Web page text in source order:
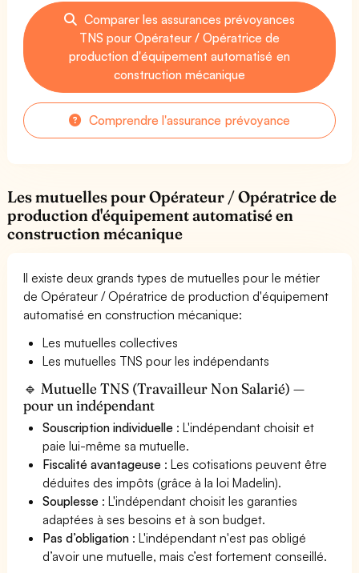
Comparer les assurances prévoyances
TNS pour Opérateur / Opératrice de
production d'équipement automatisé en
construction mécanique
Comprendre l'assurance prévoyance
Les mutuelles pour Opérateur / Opératrice de
production d'équipement automatisé en
construction mécanique
Il existe deux grands types de mutuelles pour le métier
de Opérateur / Opératrice de production d'équipement
automatisé en construction mécanique:
Les mutuelles collectives
Les mutuelles TNS pour les indépendants
🔹 Mutuelle TNS (Travailleur Non Salarié) —
pour un indépendant
Souscription individuelle : L'indépendant choisit et
paie lui-même sa mutuelle.
Fiscalité avantageuse : Les cotisations peuvent être
déduites des impôts (grâce à la loi Madelin).
Souplesse : L'indépendant choisit les garanties
adaptées à ses besoins et à son budget.
Pas d’obligation : L'indépendant n'est pas obligé
d’avoir une mutuelle, mais c’est fortement conseillé.